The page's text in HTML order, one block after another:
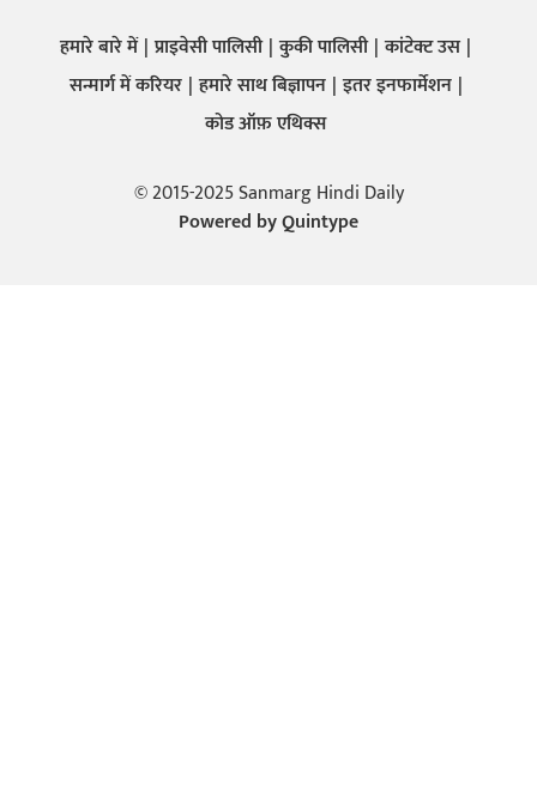
हमारे बारे में प्राइवेसी पालिसी कुकी पालिसी कांटेक्ट उस
सन्मार्ग में करियर हमारे साथ बिज्ञापन इतर इनफार्मेशन
कोड ऑफ़ एथिक्स
© 2015-2025 Sanmarg Hindi Daily
Powered byQuintype